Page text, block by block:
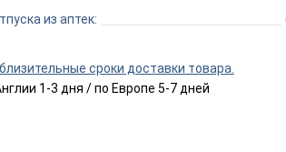
из аптек:
сроки доставки товара.
1-3 дня / по Европе 5-7 дней